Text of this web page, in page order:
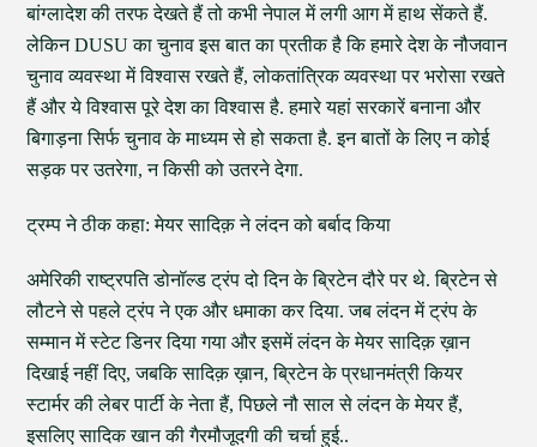
बांग्लादेश की तरफ देखते हैं तो कभी नेपाल में लगी आग में हाथ सेंकते हैं.
लेकिन DUSU का चुनाव इस बात का प्रतीक है कि हमारे देश के नौजवान
चुनाव व्यवस्था में विश्वास रखते हैं, लोकतांत्रिक व्यवस्था पर भरोसा रखते
हैं और ये विश्वास पूरे देश का विश्वास है. हमारे यहां सरकारें बनाना और
बिगाड़ना सिर्फ चुनाव के माध्यम से हो सकता है. इन बातों के लिए न कोई
सड़क पर उतरेगा, न किसी को उतरने देगा.
ट्रम्प ने ठीक कहा: मेयर सादिक़ ने लंदन को बर्बाद किया
अमेरिकी राष्ट्रपति डोनॉल्ड ट्रंप दो दिन के ब्रिटेन दौरे पर थे. ब्रिटेन से
लौटने से पहले ट्रंप ने एक और धमाका कर दिया. जब लंदन में ट्रंप के
सम्मान में स्टेट डिनर दिया गया और इसमें लंदन के मेयर सादिक़ ख़ान
दिखाई नहीं दिए, जबकि सादिक़ ख़ान, ब्रिटेन के प्रधानमंत्री कियर
स्टार्मर की लेबर पार्टी के नेता हैं, पिछले नौ साल से लंदन के मेयर हैं,
इसलिए सादिक खान की गैरमौजूदगी की चर्चा हुई..